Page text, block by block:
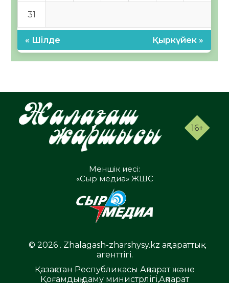
31
« Шілде Қыркүйек »
16+
Меншік иесі:
«Сыр медиа» ЖШС
© 2026 . Zhalagash-zharshysy.kz ақпараттық
агенттігі.
Қазақстан Республикасы Ақпарат және
Қоғамдық даму министрлігі,Ақпарат